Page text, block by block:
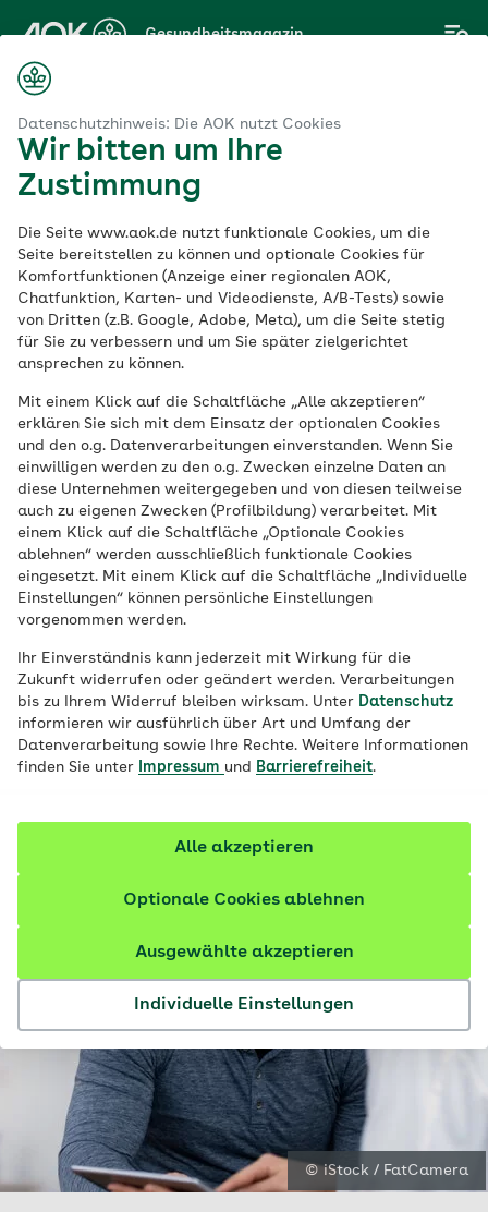
Datenschutzhinweis: Die AOK nutzt Cookies
Wir bitten um Ihre
Zustimmung
Die Seite www.aok.de nutzt funktionale Cookies, um die
Seite bereitstellen zu können und optionale Cookies für
Komfortfunktionen (Anzeige einer regionalen AOK,
Chatfunktion, Karten- und Videodienste, A/B-Tests) sowie
von Dritten (z.B. Google, Adobe, Meta), um die Seite stetig
für Sie zu verbessern und um Sie später zielgerichtet
ansprechen zu können.
Mit einem Klick auf die Schaltfläche „Alle akzeptieren“
erklären Sie sich mit dem Einsatz der optionalen Cookies
und den o.g. Datenverarbeitungen einverstanden. Wenn Sie
einwilligen werden zu den o.g. Zwecken einzelne Daten an
diese Unternehmen weitergegeben und von diesen teilweise
auch zu eigenen Zwecken (Profilbildung) verarbeitet. Mit
einem Klick auf die Schaltfläche „Optionale Cookies
ablehnen“ werden ausschließlich funktionale Cookies
eingesetzt. Mit einem Klick auf die Schaltfläche „Individuelle
Einstellungen“ können persönliche Einstellungen
vorgenommen werden.
Ihr Einverständnis kann jederzeit mit Wirkung für die
Zukunft widerrufen oder geändert werden. Verarbeitungen
bis zu Ihrem Widerruf bleiben wirksam. Unter Datenschutz
informieren wir ausführlich über Art und Umfang der
Datenverarbeitung sowie Ihre Rechte. Weitere Informationen
finden Sie unter
Impressum und Barrierefreiheit.
Individuelle Einstellungen
Ausgewählte akzeptieren
Optionale Cookies ablehnen
Alle akzeptieren
Hauptinhalt
springen
Gesundheitsmagazin
Prostatakrebs – Wie
sinnvoll ist die
Früherkennung?
Veröffentlicht am:
17.09.2021 aktualisiert am 17.02.2026
12 Minuten Lesedauer
Erkranken Männer an Krebs, handelt es
sich häufig um Prostatakrebs. Daher wird
Männern eine Vorsorgeuntersuchung ab
dem 45. Lebensjahr angeboten. Wie
Prostatakrebs erkannt wird und auf was
es bei der Behandlung ankommt, erklärt
Herr Prof. Stolzenburg aus der Uniklinik
Leipzig.
© iStock / FatCamera